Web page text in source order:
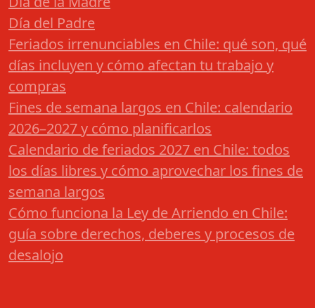
Día del Padre
Feriados irrenunciables en Chile: qué son, qué
días incluyen y cómo afectan tu trabajo y
compras
Fines de semana largos en Chile: calendario
2026–2027 y cómo planificarlos
Calendario de feriados 2027 en Chile: todos
los días libres y cómo aprovechar los fines de
semana largos
Cómo funciona la Ley de Arriendo en Chile:
guía sobre derechos, deberes y procesos de
desalojo